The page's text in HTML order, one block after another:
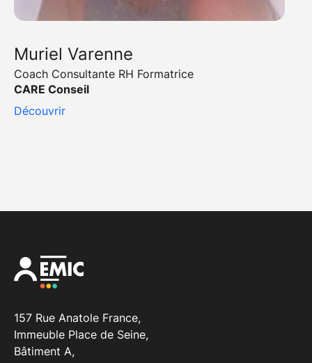
Muriel Varenne
Coach Consultante RH Formatrice
CARE Conseil
Découvrir
157 Rue Anatole France,
Immeuble Place de Seine,
Bâtiment A,